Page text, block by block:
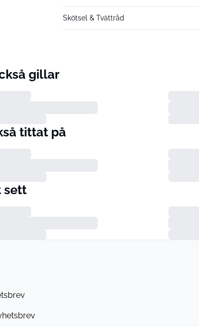
Skötsel & Tvättråd
gillar
tittat på
sett